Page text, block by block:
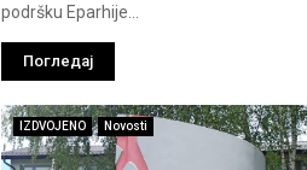
podršku Eparhije...
Погледај
IZDVOJENO Novosti